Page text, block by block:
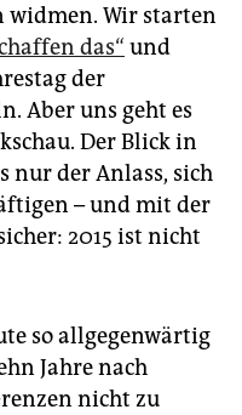
widmen. Wir starten
das“ und
der
Aber uns geht es
Der Blick in
nur der Anlass, sich
– und mit der
2015 ist nicht
so allgegenwärtig
Jahre nach
nicht zu